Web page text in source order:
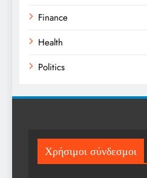
Finance
Health
Politics
Sport
Sports
Χρήσιμοι σύνδεσμοι